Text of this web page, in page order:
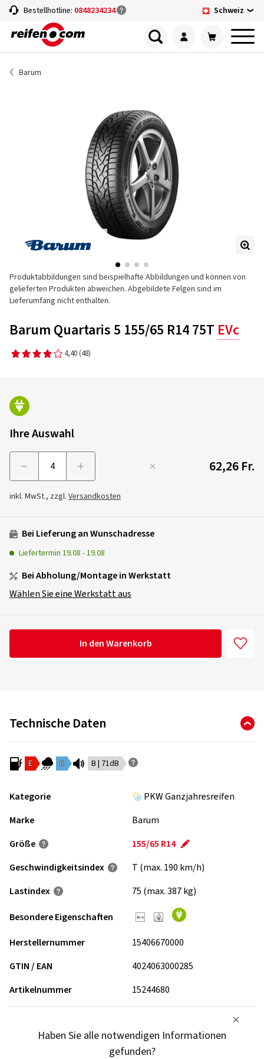
Bestellhotline: 0848234234 Schweiz
Barum
Produktabbildungen sind beispielhafte Abbildungen und können von
gelieferten Produkten abweichen. Abgebildete Felgen sind im
Lieferumfang nicht enthalten.
Barum Quartaris 5 155/65 R14 75T EVc
4,40 (48)
Ihre Auswahl
62,26 Fr.
inkl. MwSt., zzgl. Versandkosten
Bei Lieferung an Wunschadresse
Liefertermin 19.08 -19.08
Bei Abholung/Montage in Werkstatt
Wählen Sie eine Werkstatt aus
In den Warenkorb
Technische Daten
E C B | 71dB
Kategorie
PKW Ganzjahresreifen
Marke
Barum
Größe
155/65 R14
Geschwindigkeits­index
T (max. 190 km/h)
Lastindex
75 (max. 387 kg)
Besondere Eigenschaften
Herstellernummer
15406670000
GTIN / EAN
4024063000285
Artikelnummer
15244680
Haben Sie alle notwendigen Informationen
gefunden?